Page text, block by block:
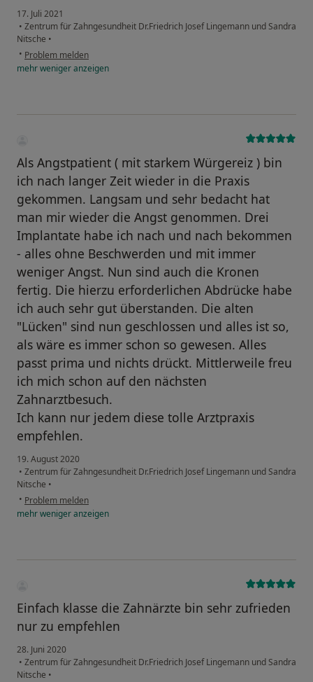
17. Juli 2021
• Zentrum für Zahngesundheit Dr.Friedrich Josef Lingemann und Sandra
Nitsche •
• Problem melden
mehrwenigeranzeigen
Als Angstpatient ( mit starkem Würgereiz ) bin
ich nach langer Zeit wieder in die Praxis
gekommen. Langsam und sehr bedacht hat
man mir wieder die Angst genommen. Drei
Implantate habe ich nach und nach bekommen
- alles ohne Beschwerden und mit immer
weniger Angst. Nun sind auch die Kronen
fertig. Die hierzu erforderlichen Abdrücke habe
ich auch sehr gut überstanden. Die alten
"Lücken" sind nun geschlossen und alles ist so,
als wäre es immer schon so gewesen. Alles
passt prima und nichts drückt. Mittlerweile freu
ich mich schon auf den nächsten
Zahnarztbesuch.
Ich kann nur jedem diese tolle Arztpraxis
empfehlen.
19. August 2020
• Zentrum für Zahngesundheit Dr.Friedrich Josef Lingemann und Sandra
Nitsche •
• Problem melden
mehrwenigeranzeigen
Einfach klasse die Zahnärzte bin sehr zufrieden
nur zu empfehlen
28. Juni 2020
• Zentrum für Zahngesundheit Dr.Friedrich Josef Lingemann und Sandra
Nitsche •